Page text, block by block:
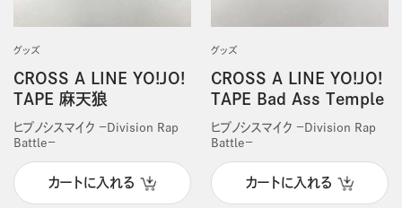
グッズ
CROSS A LINE YO!JO!
TAPE 麻天狼
ヒプノシスマイク －Division Rap
Battle－
カートに入れる
グッズ
CROSS A LINE YO!JO!
TAPE Bad Ass Temple
ヒプノシスマイク －Division Rap
Battle－
カートに入れる